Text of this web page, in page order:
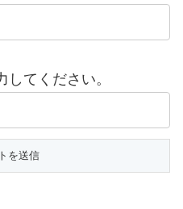
してください。